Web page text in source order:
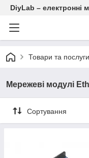
DiyLab – електронні
Товари та послуги
Мережеві модулі
Сортування